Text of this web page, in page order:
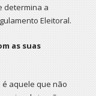
determina a
Eleitoral.
as suas
aquele que não